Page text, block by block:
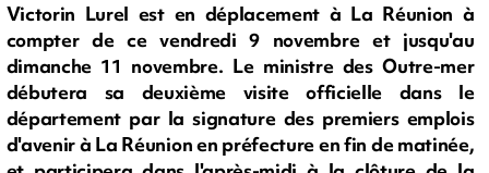
Victorin Lurel est en déplacement à La Réunion à
compter de ce vendredi 9 novembre et jusqu'au
dimanche 11 novembre. Le ministre des Outre-mer
débutera sa deuxième visite officielle dans le
département par la signature des premiers emplois
d'avenir à La Réunion en préfecture en fin de matinée,